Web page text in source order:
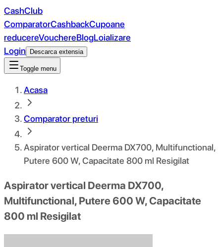
CashClub
ComparatorCashbackCupoane
reducereVouchereBlogLoializare
Login
Descarca extensia
Toggle menu
Acasa
Comparator preturi
Aspirator vertical Deerma DX700, Multifunctional,
Putere 600 W, Capacitate 800 ml Resigilat
Aspirator vertical Deerma DX700,
Multifunctional, Putere 600 W, Capacitate
800 ml Resigilat